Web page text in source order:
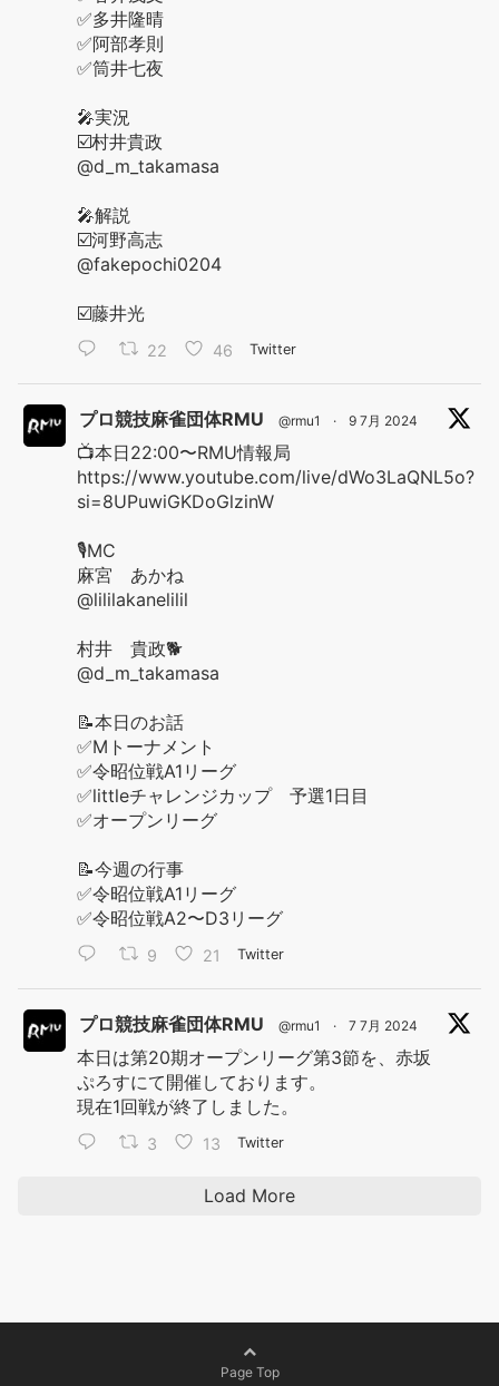
✅多井隆晴
✅阿部孝則
✅筒井七夜
🎤実況
☑️村井貴政
@d_m_takamasa
🎤解説
☑️河野高志
@fakepochi0204
☑️藤井光
22 46 Twitter
プロ競技麻雀団体RMU @rmu1 · 9 7月 2024
📺本日22:00〜RMU情報局
https://www.youtube.com/live/dWo3LaQNL5o?
si=8UPuwiGKDoGlzinW
🎙️MC
麻宮 あかね
@lililakanelilil
村井 貴政🐕
@d_m_takamasa
📝本日のお話
✅Mトーナメント
✅令昭位戦A1リーグ
✅littleチャレンジカップ 予選1日目
✅オープンリーグ
📝今週の行事
✅令昭位戦A1リーグ
✅令昭位戦A2〜D3リーグ
9 21 Twitter
プロ競技麻雀団体RMU @rmu1 · 7 7月 2024
本日は第20期オープンリーグ第3節を、赤坂
ぷろすにて開催しております。
現在1回戦が終了しました。
3 13 Twitter
Load More
Page Top